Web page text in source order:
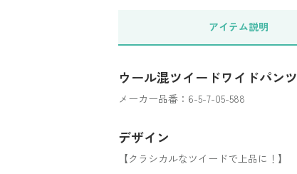
アイテム説明
ウール混ツイードワイドパンツ
メーカー品番：6-5-7-05-588
デザイン
【クラシカルなツイードで上品に！】